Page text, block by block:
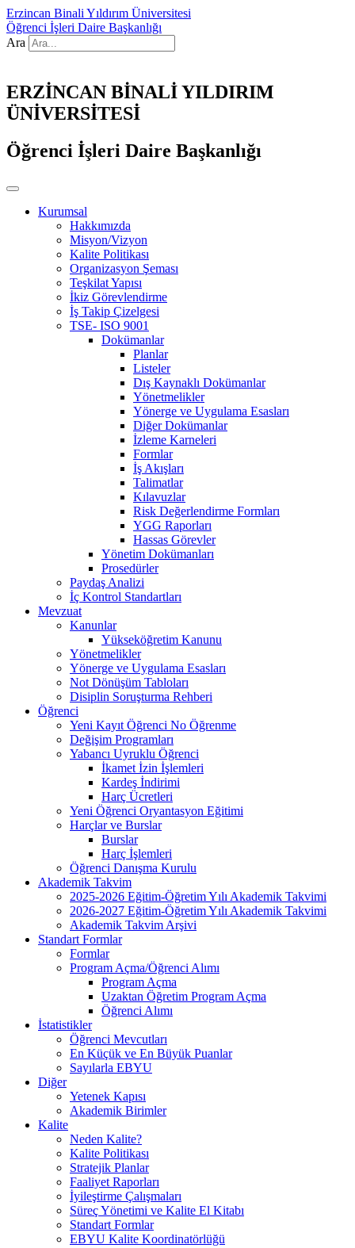
Erzincan Binali Yıldırım Üniversitesi
Öğrenci İşleri Daire Başkanlığı
Ara
ERZİNCAN BİNALİ YILDIRIM
ÜNİVERSİTESİ
Öğrenci İşleri Daire Başkanlığı
Kurumsal
Hakkımızda
Misyon/Vizyon
Kalite Politikası
Organizasyon Şeması
Teşkilat Yapısı
İkiz Görevlendirme
İş Takip Çizelgesi
TSE- ISO 9001
Dokümanlar
Planlar
Listeler
Dış Kaynaklı Dokümanlar
Yönetmelikler
Yönerge ve Uygulama Esasları
Diğer Dokümanlar
İzleme Karneleri
Formlar
İş Akışları
Talimatlar
Kılavuzlar
Risk Değerlendirme Formları
YGG Raporları
Hassas Görevler
Yönetim Dokümanları
Prosedürler
Paydaş Analizi
İç Kontrol Standartları
Mevzuat
Kanunlar
Yükseköğretim Kanunu
Yönetmelikler
Yönerge ve Uygulama Esasları
Not Dönüşüm Tabloları
Disiplin Soruşturma Rehberi
Öğrenci
Yeni Kayıt Öğrenci No Öğrenme
Değişim Programları
Yabancı Uyruklu Öğrenci
İkamet İzin İşlemleri
Kardeş İndirimi
Harç Ücretleri
Yeni Öğrenci Oryantasyon Eğitimi
Harçlar ve Burslar
Burslar
Harç İşlemleri
Öğrenci Danışma Kurulu
Akademik Takvim
2025-2026 Eğitim-Öğretim Yılı Akademik Takvimi
2026-2027 Eğitim-Öğretim Yılı Akademik Takvimi
Akademik Takvim Arşivi
Standart Formlar
Formlar
Program Açma/Öğrenci Alımı
Program Açma
Uzaktan Öğretim Program Açma
Öğrenci Alımı
İstatistikler
Öğrenci Mevcutları
En Küçük ve En Büyük Puanlar
Sayılarla EBYU
Diğer
Yetenek Kapısı
Akademik Birimler
Kalite
Neden Kalite?
Kalite Politikası
Stratejik Planlar
Faaliyet Raporları
İyileştirme Çalışmaları
Süreç Yönetimi ve Kalite El Kitabı
Standart Formlar
EBYU Kalite Koordinatörlüğü